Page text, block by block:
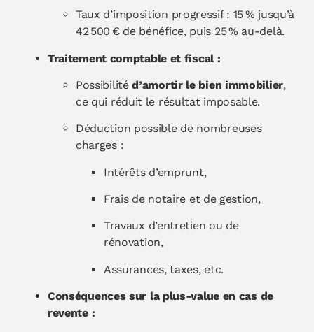
Taux d’imposition progressif : 15 % jusqu’à
42 500 € de bénéfice, puis 25 % au-delà.
Traitement comptable et fiscal :
Possibilitéd’amortir le bien immobilier,
ce qui réduit le résultat imposable.
Déduction possible de nombreuses
charges :
Intérêts d’emprunt,
Frais de notaire et de gestion,
Travaux d’entretien ou de
rénovation,
Assurances, taxes, etc.
Conséquences sur la plus-value en cas de
revente :